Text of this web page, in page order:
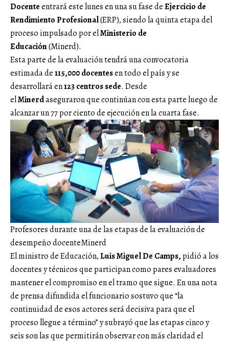
Docenteentrará este lunes en una su fase deEjercicio de
Rendimiento Profesional(ERP), siendo la quinta etapa del
proceso impulsado por elMinisterio de
Educación(Minerd).
Esta parte de la evaluación tendrá una convocatoria
estimada de115,000 docentesen todo el país y se
desarrollará en123 centros sede. Desde
elMinerdaseguraron que continúan con esta parte luego de
alcanzar un 77 por ciento de ejecución en la cuarta fase.
Profesores durante una de las etapas de la evaluación de
desempeño docenteMinerd
El ministro de Educación,Luis Miguel De Camps,pidió a los
docentes y técnicos que participan como pares evaluadores
mantener el compromiso en el tramo que sigue. En una nota
de prensa difundida el funcionario sostuvo que “la
continuidad de esos actores será decisiva para que el
proceso llegue a término” y subrayó que las etapas cinco y
seis son las que permitirán observar con más claridad el